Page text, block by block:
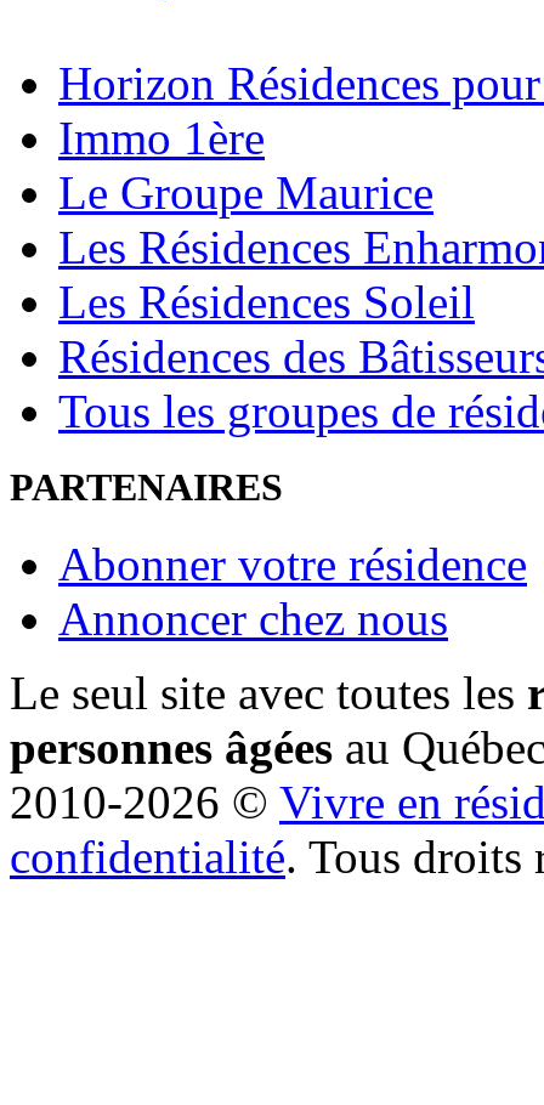
Horizon Résidences
Immo 1ère
Le Groupe Maurice
Les Résidences
Les Résidences Soleil
Résidences des
Tous les groupes de
PARTENAIRES
Abonner votre résidence
Annoncer chez nous
Le seul site avec toutes les
personnes âgées au
2010-2026 © Vivre en
confidentialité. Tous droits